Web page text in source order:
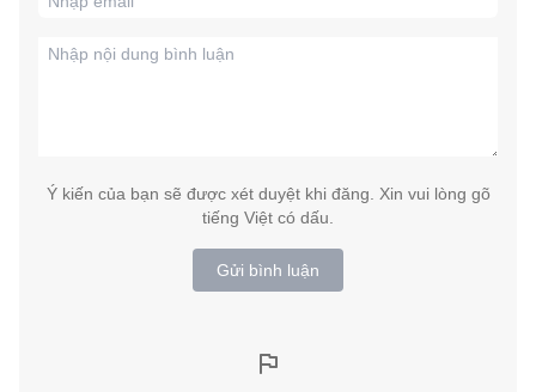
Ý kiến của bạn sẽ được xét duyệt khi đăng. Xin vui lòng gõ
tiếng Việt có dấu.
Gửi bình luận